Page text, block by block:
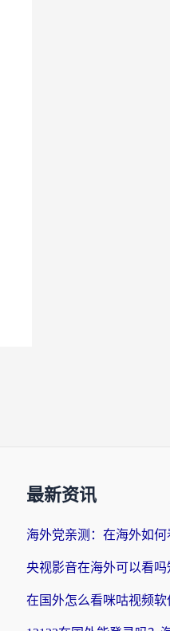
最新资讯